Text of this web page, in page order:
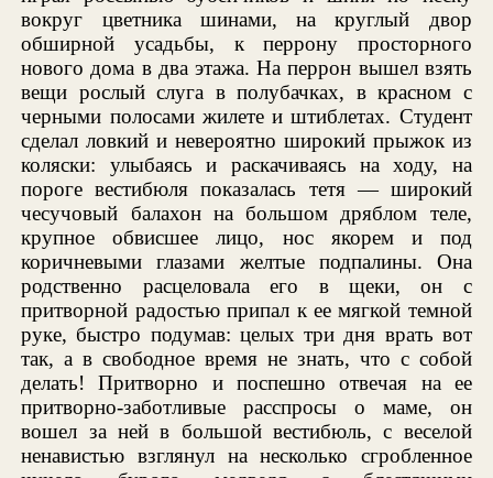
вокруг цветника шинами, на круглый двор
обширной усадьбы, к перрону просторного
нового дома в два этажа. На перрон вышел взять
вещи рослый слуга в полубачках, в красном с
черными полосами жилете и штиблетах. Студент
сделал ловкий и невероятно широкий прыжок из
коляски: улыбаясь и раскачиваясь на ходу, на
пороге вестибюля показалась тетя — широкий
чесучовый балахон на большом дряблом теле,
крупное обвисшее лицо, нос якорем и под
коричневыми глазами желтые подпалины. Она
родственно расцеловала его в щеки, он с
притворной радостью припал к ее мягкой темной
руке, быстро подумав: целых три дня врать вот
так, а в свободное время не знать, что с собой
делать! Притворно и поспешно отвечая на ее
притворно-заботливые расспросы о маме, он
вошел за ней в большой вестибюль, с веселой
ненавистью взглянул на несколько сгробленное